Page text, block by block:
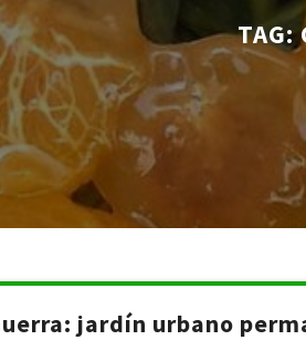
TAG:
jardín urbano